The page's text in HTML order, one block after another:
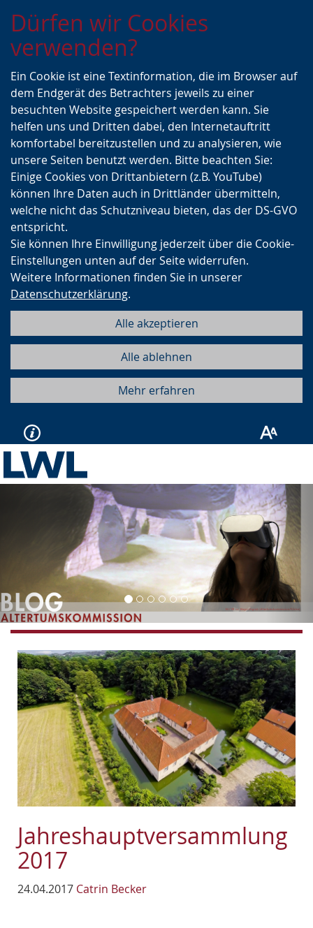
Zur
Hauptnavigation
Zur
Seitennavigation
Zum
Inhalt
Dürfen wir Cookies
verwenden?
Ein Cookie ist eine Textinformation, die im Browser auf
dem Endgerät des Betrachters jeweils zu einer
besuchten Website gespeichert werden kann. Sie
helfen uns und Dritten dabei, den Internetauftritt
komfortabel bereitzustellen und zu analysieren, wie
unsere Seiten benutzt werden. Bitte beachten Sie:
Einige Cookies von Drittanbietern (z.B. YouTube)
können Ihre Daten auch in Drittländer übermitteln,
welche nicht das Schutzniveau bieten, das der DS-GVO
entspricht.
Sie können Ihre Einwilligung jederzeit über die Cookie-
Einstellungen unten auf der Seite widerrufen.
Weitere Informationen finden Sie in unserer
Datenschutzerklärung.
Alle akzeptieren
Alle ablehnen
Mehr erfahren
Vorherige
Jahreshauptversammlung
2017
24.04.2017 Catrin Becker